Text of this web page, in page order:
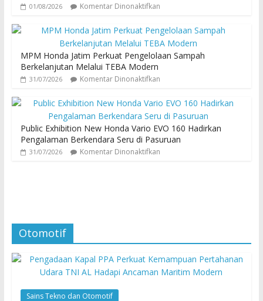
01/08/2026 Komentar Dinonaktifkan
MPM Honda Jatim Perkuat Pengelolaan Sampah
Berkelanjutan Melalui TEBA Modern
31/07/2026 Komentar Dinonaktifkan
Public Exhibition New Honda Vario EVO 160 Hadirkan
Pengalaman Berkendara Seru di Pasuruan
31/07/2026 Komentar Dinonaktifkan
Otomotif
Sains Tekno dan Otomotif